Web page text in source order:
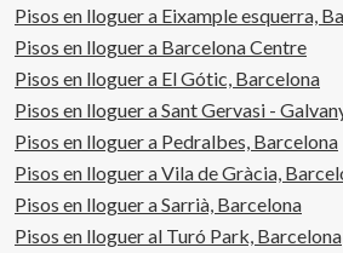
d'arrendament d'habitatge en els
propietari no ostenta la condició de
Pisos en lloguer a Eixample esquerra,
Pisos en lloguer a Barcelona Centre
Pisos en lloguer a El Gótic, Barcelona
Pisos en lloguer a Sant Gervasi -
Pisos en lloguer a Pedralbes, Barcelona
Pisos en lloguer a Vila de Gràcia,
Pisos en lloguer a Sarrià, Barcelona
Pisos en lloguer al Turó Park, Barcelona